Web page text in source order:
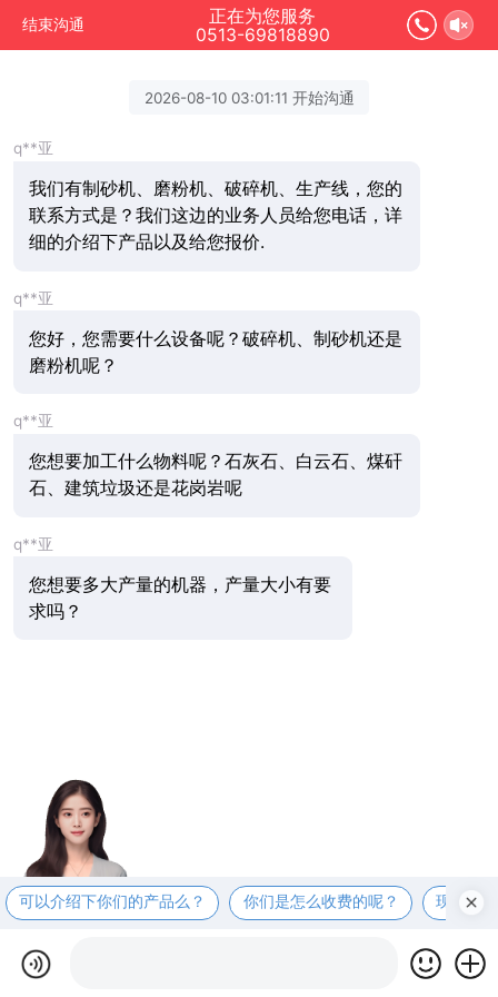
结束沟通
正在为您服务
0513-69818890
2026-08-10 03:01:11 开始沟通
q**亚
我们有制砂机、磨粉机、破碎机、生产线，您的
联系方式是？我们这边的业务人员给您电话，详
细的介绍下产品以及给您报价.
q**亚
您好，您需要什么设备呢？破碎机、制砂机还是
磨粉机呢？
q**亚
您想要加工什么物料呢？石灰石、白云石、煤矸
石、建筑垃圾还是花岗岩呢
q**亚
您想要多大产量的机器，产量大小有要
求吗？
可以介绍下你们的产品么？ 你们是怎么收费的呢？ 现在有